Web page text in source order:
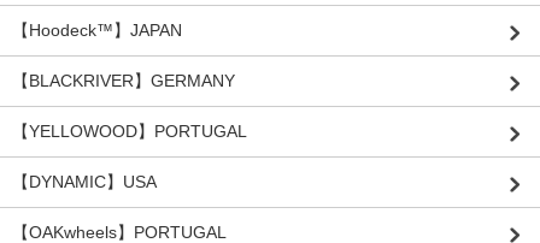
【Hoodeck™️】JAPAN
【BLACKRIVER】GERMANY
【YELLOWOOD】PORTUGAL
【DYNAMIC】USA
【OAKwheels】PORTUGAL